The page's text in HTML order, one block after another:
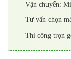
Vận chuyển:
Tư vấn chọn
Thi công trọn